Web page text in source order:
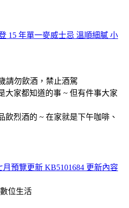
登 15 年單一麥威士忌 溫順細膩 小
請勿飲酒，禁止酒駕
大家都知道的事 ~ 但有件事大家
飲烈酒的 ~ 在家就是下午咖啡、
月預覽更新 KB5101684 更新內容
數位生活